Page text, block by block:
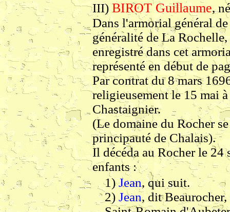
III) BIROT Guillaume,
Dans l'armorial général
généralité de La
enregistré dans cet
représenté en début de
Par contrat du 8 mars
religieusement le 15 mai
Chastaignier.
(Le domaine du Rocher
principauté de Chalais).
Il décéda au Rocher le 24
enfants :
1)Jean, qui suit.
2) Jean, dit